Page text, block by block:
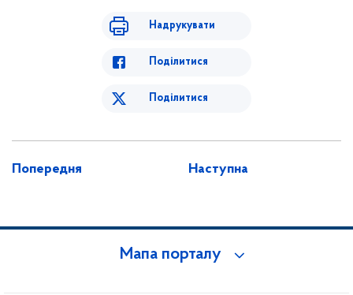
Надрукувати
Поділитися
Поділитися
Попередня Наступна
Мапа порталу